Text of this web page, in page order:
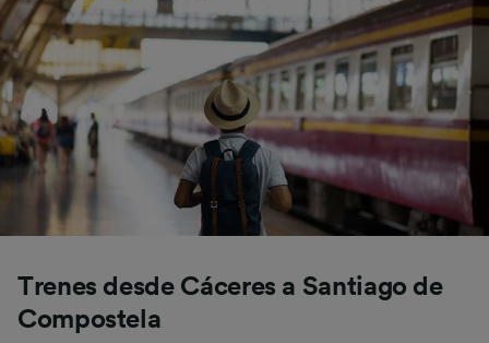
Trenes desde Cáceres a Santiago de
Compostela